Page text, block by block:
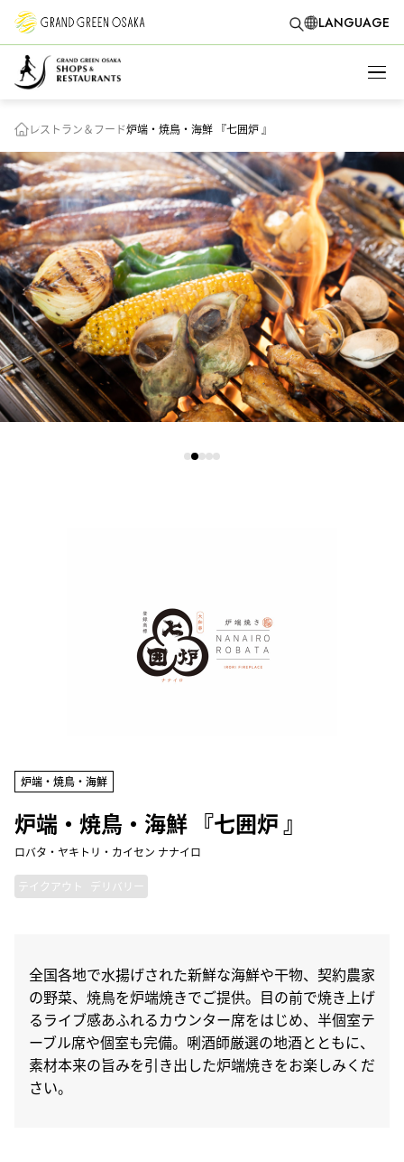
LANGUAGE
レストラン＆フード炉端・焼鳥・海鮮 『七囲炉 』
炉端・焼鳥・海鮮
炉端・焼鳥・海鮮 『七囲炉 』
ロバタ・ヤキトリ・カイセン ナナイロ
テイクアウト デリバリー
全国各地で水揚げされた新鮮な海鮮や干物、契約農家
の野菜、焼鳥を炉端焼きでご提供。目の前で焼き上げ
るライブ感あふれるカウンター席をはじめ、半個室テ
ーブル席や個室も完備。唎酒師厳選の地酒とともに、
素材本来の旨みを引き出した炉端焼きをお楽しみくだ
さい。